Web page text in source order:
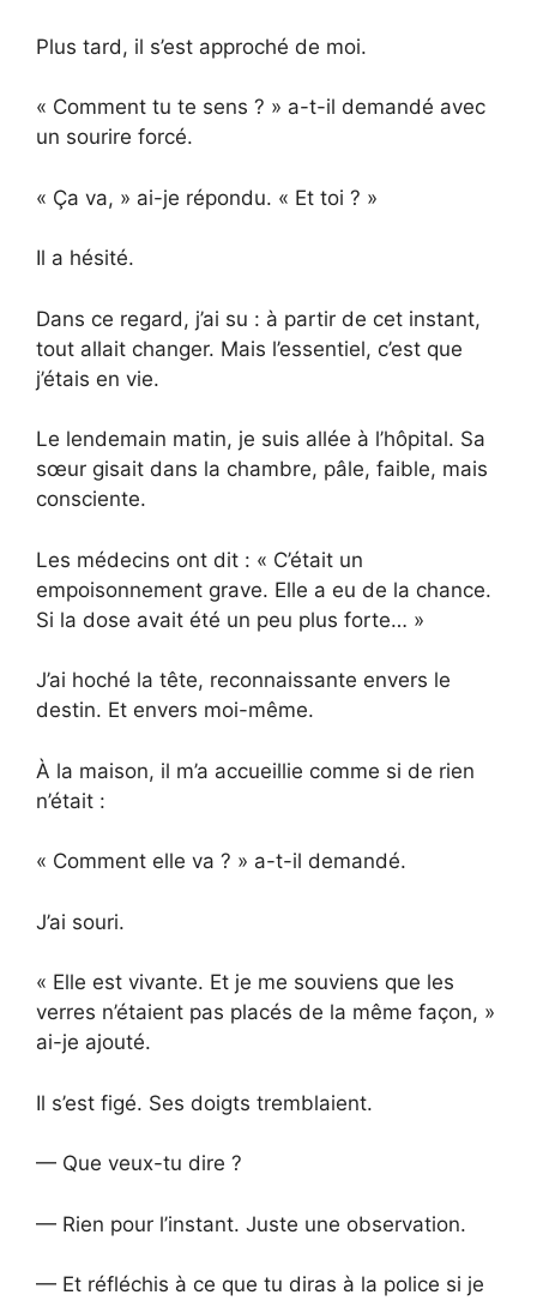
Plus tard, il s’est approché de moi.
« Comment tu te sens ? » a-t-il demandé avec
un sourire forcé.
« Ça va, » ai-je répondu. « Et toi ? »
Il a hésité.
Dans ce regard, j’ai su : à partir de cet instant,
tout allait changer. Mais l’essentiel, c’est que
j’étais en vie.
Le lendemain matin, je suis allée à l’hôpital. Sa
sœur gisait dans la chambre, pâle, faible, mais
consciente.
Les médecins ont dit : « C’était un
empoisonnement grave. Elle a eu de la chance.
Si la dose avait été un peu plus forte… »
J’ai hoché la tête, reconnaissante envers le
destin. Et envers moi-même.
À la maison, il m’a accueillie comme si de rien
n’était :
« Comment elle va ? » a-t-il demandé.
J’ai souri.
« Elle est vivante. Et je me souviens que les
verres n’étaient pas placés de la même façon, »
ai-je ajouté.
Il s’est figé. Ses doigts tremblaient.
— Que veux-tu dire ?
— Rien pour l’instant. Juste une observation.
— Et réfléchis à ce que tu diras à la police si je